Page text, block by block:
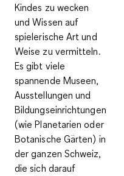
Kindes zu wecken
und Wissen auf
spielerische Art und
Weise zu vermitteln.
Es gibt viele
spannende Museen,
Ausstellungen und
Bildungseinrichtungen
(wie Planetarien oder
Botanische Gärten) in
der ganzen Schweiz,
die sich darauf